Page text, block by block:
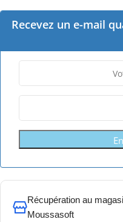
Recevez un e-mail
Récupération au
Moussasoft